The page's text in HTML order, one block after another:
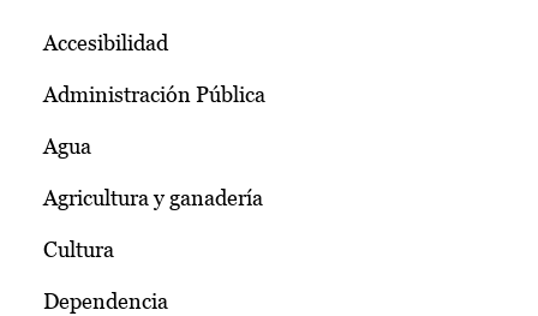
Accesibilidad
Administración Pública
Agua
Agricultura y ganadería
Cultura
Dependencia